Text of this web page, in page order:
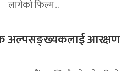
लागेको फिल्म...
अल्पसङ्ख्यकलाई आरक्षण